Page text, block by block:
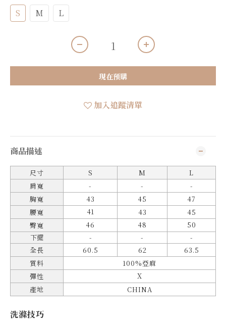
S M L
現在預購
加入追蹤清單
商品描述
尺寸 S M
L
肩寬
- -
-
胸寬
43 45
47
腰寬
41 43
45
臀寬
46 48
50
下擺
- -
-
全長
60.5 62
63.5
質料
100%亞麻
彈性
X
產地
CHINA
洗滌技巧